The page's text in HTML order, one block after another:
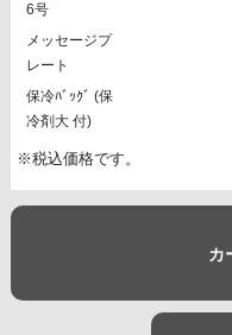
6号
メッセージプ
レート
保冷ﾊﾞｯｸﾞ (保
冷剤大 付)
※税込価格です。
カ